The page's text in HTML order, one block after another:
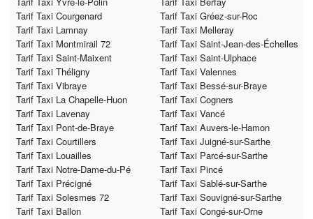
Tarif Taxi Courgenard
Tarif Taxi Gréez-sur-Roc
Tarif Taxi Lamnay
Tarif Taxi Melleray
Tarif Taxi Montmirail 72
Tarif Taxi Saint-Jean-des-Échelles
Tarif Taxi Saint-Maixent
Tarif Taxi Saint-Ulphace
Tarif Taxi Théligny
Tarif Taxi Valennes
Tarif Taxi Vibraye
Tarif Taxi Bessé-sur-Braye
Tarif Taxi La Chapelle-Huon
Tarif Taxi Cogners
Tarif Taxi Lavenay
Tarif Taxi Vancé
Tarif Taxi Pont-de-Braye
Tarif Taxi Auvers-le-Hamon
Tarif Taxi Courtillers
Tarif Taxi Juigné-sur-Sarthe
Tarif Taxi Louailles
Tarif Taxi Parcé-sur-Sarthe
Tarif Taxi Notre-Dame-du-Pé
Tarif Taxi Pincé
Tarif Taxi Précigné
Tarif Taxi Sablé-sur-Sarthe
Tarif Taxi Solesmes 72
Tarif Taxi Souvigné-sur-Sarthe
Tarif Taxi Ballon
Tarif Taxi Congé-sur-Orne